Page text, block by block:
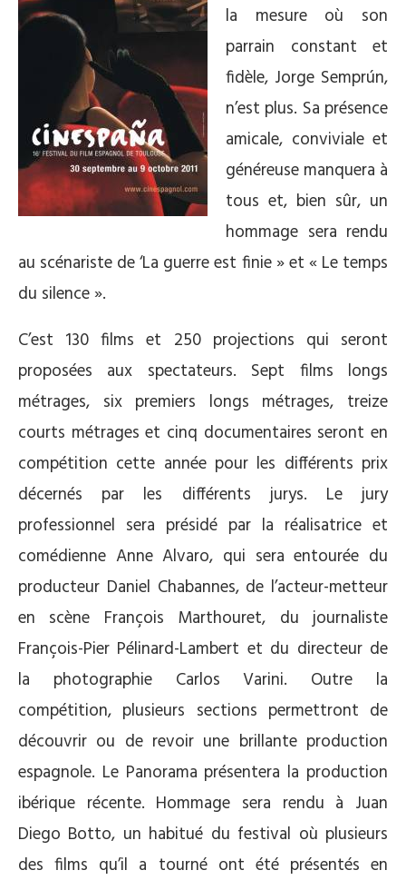
la mesure où son
parrain constant et
fidèle, Jorge Semprún,
n’est plus. Sa présence
amicale, conviviale et
généreuse manquera à
tous et, bien sûr, un
hommage sera rendu
au scénariste de ‘La guerre est finie » et « Le temps
du silence ».
C’est 130 films et 250 projections qui seront
proposées aux spectateurs. Sept films longs
métrages, six premiers longs métrages, treize
courts métrages et cinq documentaires seront en
compétition cette année pour les différents prix
décernés par les différents jurys. Le jury
professionnel sera présidé par la réalisatrice et
comédienne Anne Alvaro, qui sera entourée du
producteur Daniel Chabannes, de l’acteur-metteur
en scène François Marthouret, du journaliste
François-Pier Pélinard-Lambert et du directeur de
la photographie Carlos Varini. Outre la
compétition, plusieurs sections permettront de
découvrir ou de revoir une brillante production
espagnole. Le Panorama présentera la production
ibérique récente. Hommage sera rendu à Juan
Diego Botto, un habitué du festival où plusieurs
des films qu’il a tourné ont été présentés en